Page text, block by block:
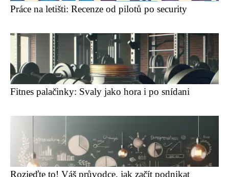
Práce na letišti: Recenze od pilotů po security ️
Fitnes palačinky: Svaly jako hora i po snídani
Rozjeďte to! Váš průvodce, jak začít podnikat